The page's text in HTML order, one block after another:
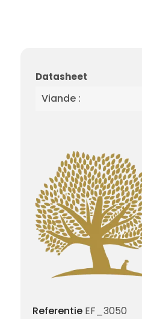
Datasheet
Viande :
Referentie EF_3050